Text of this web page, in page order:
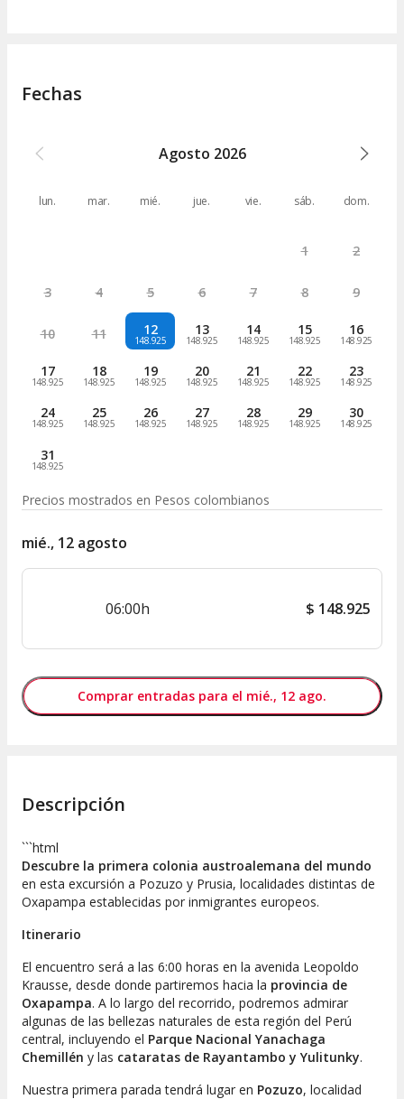
Fechas
Agosto 2026
lun. mar. mié. jue. vie. sáb. dom.
1 2
3 4 5 6 7 8 9
10 11 12
148.925
13
148.925
14
148.925
15
148.925
16
148.925
17
148.925
18
148.925
19
148.925
20
148.925
21
148.925
22
148.925
23
148.925
24
148.925
25
148.925
26
148.925
27
148.925
28
148.925
29
148.925
30
148.925
31
148.925
Precios mostrados en Pesos colombianos
mié., 12 agosto
06:00h $ 148.925
Comprar entradas para el mié., 12 ago.
Descripción
```html
Descubre la primera colonia austroalemana del mundo
en esta excursión a Pozuzo y Prusia, localidades distintas de
Oxapampa establecidas por inmigrantes europeos.
Itinerario
El encuentro será a las 6:00 horas en la avenida Leopoldo
Krausse, desde donde partiremos hacia la provincia de
Oxapampa. A lo largo del recorrido, podremos admirar
algunas de las bellezas naturales de esta región del Perú
central, incluyendo el Parque Nacional Yanachaga
Chemillén y las cataratas de Rayantambo y Yulitunky.
Nuestra primera parada tendrá lugar en Pozuzo, localidad